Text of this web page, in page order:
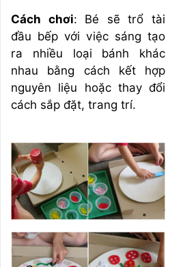
Cách chơi: Bé sẽ trổ tài
đầu bếp với việc sáng tạo
ra nhiều loại bánh khác
nhau bằng cách kết hợp
nguyên liệu hoặc thay đổi
cách sắp đặt, trang trí.